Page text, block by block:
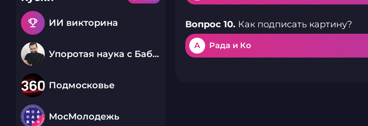
emoji_events ИИ викторина
Упоротая наука с Бабаем Лютым
Подмосковье
МосМолодежь
Вопрос 10. Как подписать картину?
A Рада и Ко